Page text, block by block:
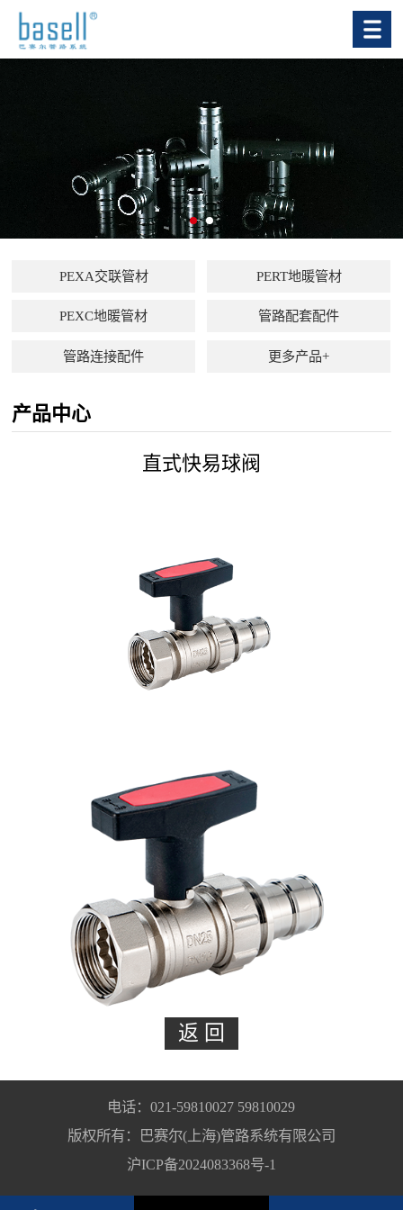
PEXA交联管材 PERT地暖管材
PEXC地暖管材 管路配套配件
管路连接配件 更多产品+
产品中心
直式快易球阀
电话：021-59810027 59810029
版权所有：巴赛尔(上海)管路系统有限公司
沪ICP备2024083368号-1